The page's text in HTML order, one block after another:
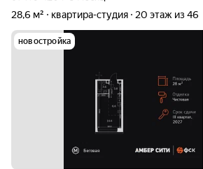
28,6 м²
квартира-студия 20 этаж из 46
новостройка